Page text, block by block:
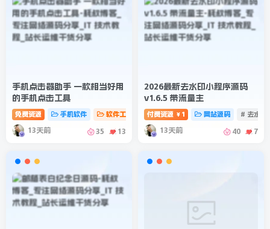
手机点击器助手 一款相当好用
的手机点击工具
免费资源 手机软件 软件工具 # 点击器助手 # 手机点击 # 点击工具
13天前 35 13
2026最新去水印小程序源码
v1.6.5 带流量主
付费资源 ￥ 1 网站源码 # 去水印
13天前 40 7